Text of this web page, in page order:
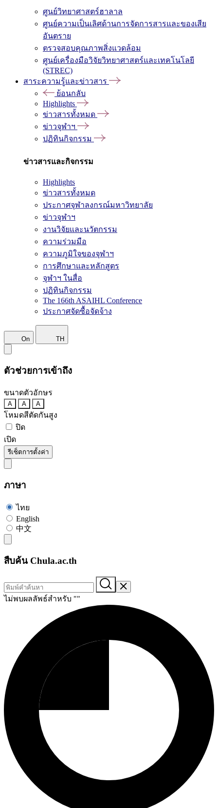
ศูนย์วิทยาศาสตร์ฮาลาล
ศูนย์ความเป็นเลิศด้านการจัดการสารและของเสีย
อันตราย
ตรวจสอบคุณภาพสิ่งแวดล้อม
ศูนย์เครื่องมือวิจัยวิทยาศาสตร์และเทคโนโลยี
(STREC)
สาระความรู้และข่าวสาร
ย้อนกลับ
Highlights
ข่าวสารทั้งหมด
ข่าวจุฬาฯ
ปฏิทินกิจกรรม
ข่าวสารและกิจกรรม
Highlights
ข่าวสารทั้งหมด
ประกาศจุฬาลงกรณ์มหาวิทยาลัย
ข่าวจุฬาฯ
งานวิจัยและนวัตกรรม
ความร่วมมือ
ความภูมิใจของจุฬาฯ
การศึกษาและหลักสูตร
จุฬาฯ ในสื่อ
ปฏิทินกิจกรรม
The 166th ASAIHL Conference
ประกาศจัดซื้อจัดจ้าง
On TH
ตัวช่วยการเข้าถึง
ขนาดตัวอักษร
A A A
โหมดสีตัดกันสูง
ปิด
เปิด
รีเซ็ตการตั้งค่า
ภาษา
ไทย
English
中文
สืบค้น Chula.ac.th
ไม่พบผลลัพธ์สำหรับ ""